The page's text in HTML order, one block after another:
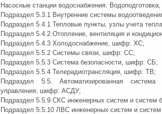
Насосные станции водоснабжения.
Подраздел 5.3.1 Внутренние системы
Подраздел 5.4.1 Тепловые пункты, узлы учета
Подраздел 5.4.2 Отопление, вентиляция и
Подраздел 5.4.3 Холодоснабжение, шифр: ХС;
Подраздел 5.5.2 Системы связи, шифр: СС;
Подраздел 5.5.3 Система безопасности, шифр: СБ;
Подраздел 5.5.4 Телерадиотрансляция, шифр: ТВ;
Подраздел 5.5. Автоматизированная система
управления, шифр: АСДУ;
Подраздел 5.5.9 СКС инженерных систем и систем
Подраздел 5.5.10 ЛВС инженерных систем и